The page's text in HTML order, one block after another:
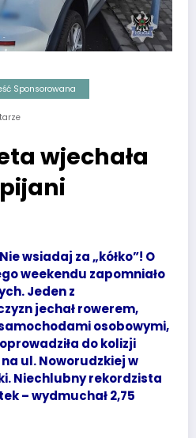
Sponsorowana
wjechała
wsiadaj za „kółko”! O
weekendu zapomniało
Jeden z
jechał rowerem,
osobowymi,
do kolizji
ul. Noworudzkiej w
Niechlubny rekordzista
– wydmuchał 2,75